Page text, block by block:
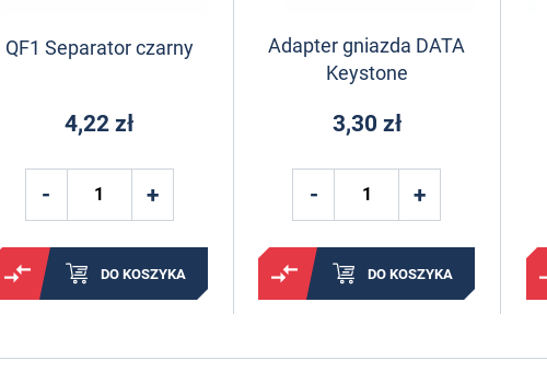
QF1 Separator czarny
4,22 zł
DO KOSZYKA
Adapter gniazda DATA
Keystone
3,30 zł
DO KOSZYKA